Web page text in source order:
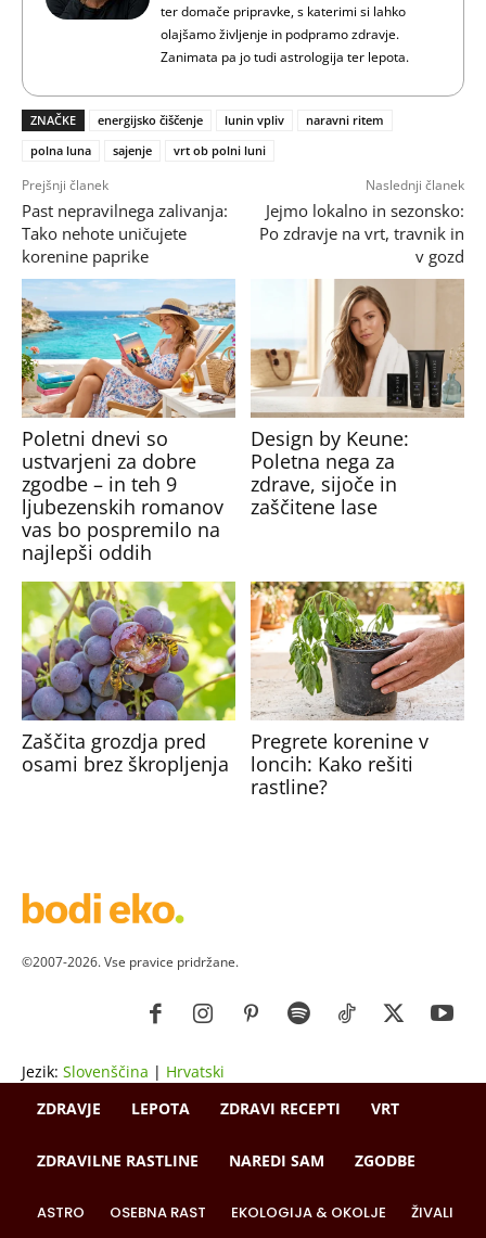
ter domače pripravke, s katerimi si lahko
olajšamo življenje in podpramo zdravje.
Zanimata pa jo tudi astrologija ter lepota.
ZNAČKE energijsko čiščenje lunin vpliv
naravni ritem
polna luna
sajenje vrt ob polni luni
Prejšnji članek
Past nepravilnega zalivanja:
Tako nehote uničujete
korenine paprike
Naslednji članek
Jejmo lokalno in sezonsko:
Po zdravje na vrt, travnik in
v gozd
Poletni dnevi so
ustvarjeni za dobre
zgodbe – in teh 9
ljubezenskih romanov
vas bo pospremilo na
najlepši oddih
Design by Keune:
Poletna nega za
zdrave, sijoče in
zaščitene lase
Zaščita grozdja pred
osami brez škropljenja
Pregrete korenine v
loncih: Kako rešiti
rastline?
©2007-2026. Vse pravice pridržane.
Jezik: Slovenščina | Hrvatski
ZDRAVJE
LEPOTA ZDRAVI RECEPTI VRT
ZDRAVILNE RASTLINE NAREDI SAM ZGODBE
ASTRO OSEBNA RAST EKOLOGIJA & OKOLJE ŽIVALI